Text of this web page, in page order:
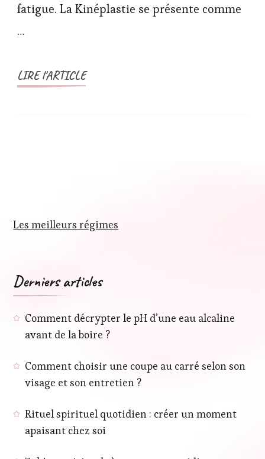
fatigue. La Kinéplastie se présente comme
…
LIRE l'ARTICLE
Les meilleurs régimes
Derniers articles
Comment décrypter le pH d’une eau alcaline
avant de la boire ?
Comment choisir une coupe au carré selon son
visage et son entretien ?
Rituel spirituel quotidien : créer un moment
apaisant chez soi